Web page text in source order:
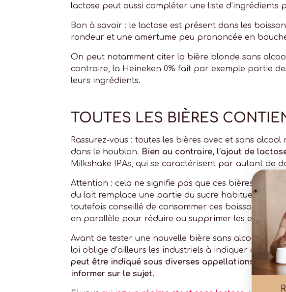
lactose peut aussi compléter une liste d’ingrédients
Bon à savoir : le lactose est présent dans les
rondeur et une amertume peu prononcée en
On peut notamment citer la bière blonde sans
contraire, la Heineken 0% fait par exemple partie
leurs ingrédients.
TOUTES LES BIÈRES
Rassurez-vous : toutes les bières avec et sans
dans le houblon. Bien au contraire, l’ajout de
Milkshake IPAs, qui se caractérisent par autant de
Attention : cela ne signifie pas que ces bières sont
du lait remplace une partie du sucre habituellement
toutefois conseillé de consommer ces boissons
en parallèle pour réduire ou supprimer les effets
Avant de tester une nouvelle bière sans alcool,
loi oblige d’ailleurs les industriels à indiquer
peut être indiqué sous diverses appellations : lait,
informer sur le sujet.